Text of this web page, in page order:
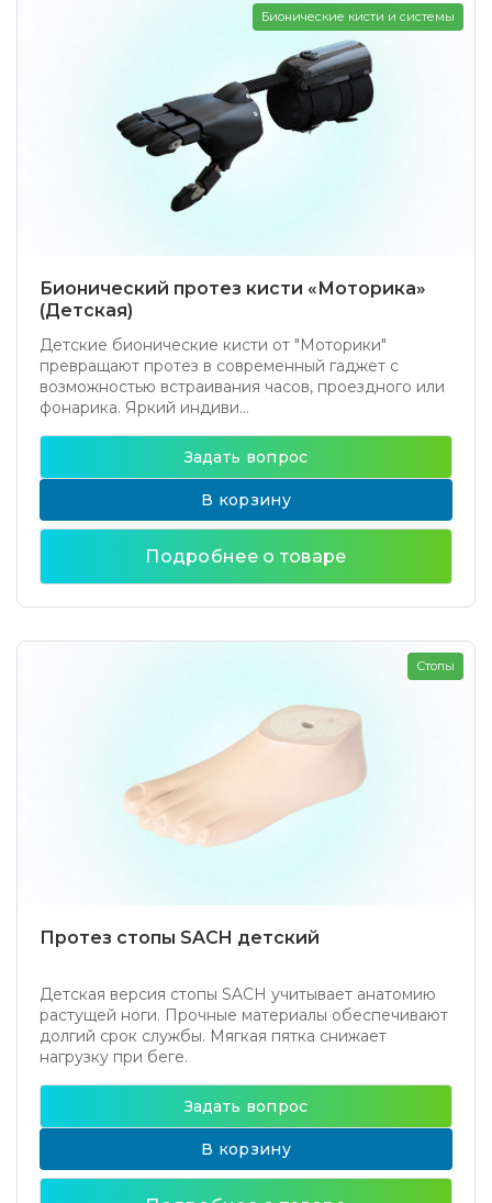
Бионический протез кисти «Моторика»
(Детская)
Детские бионические кисти от "Моторики"
превращают протез в современный гаджет с
возможностью встраивания часов, проездного или
фонарика. Яркий индиви...
Бионические кисти и системы
Задать вопрос
В корзину
Подробнее о товаре
Протез стопы SACH детский
Детская версия стопы SACH учитывает анатомию
растущей ноги. Прочные материалы обеспечивают
долгий срок службы. Мягкая пятка снижает
нагрузку при беге.
Стопы
Задать вопрос
В корзину